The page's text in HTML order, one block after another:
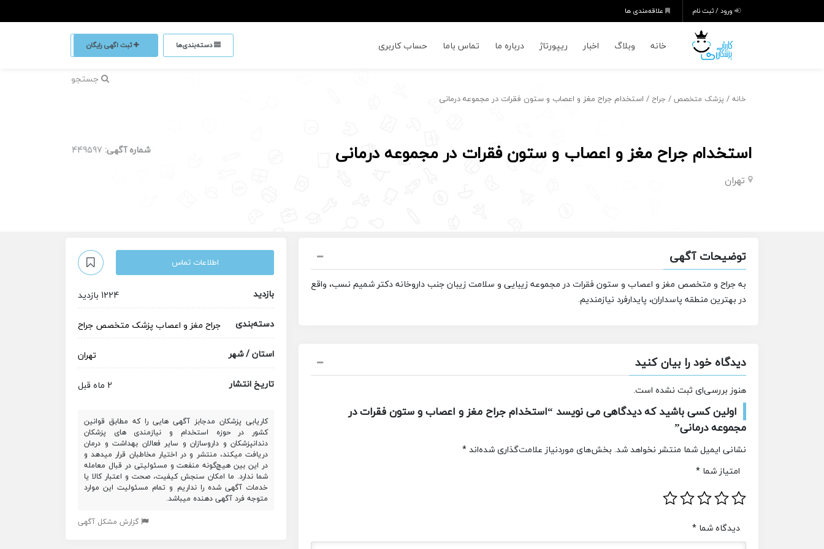
ورود / ثبت نام علاقه‌مندی ها
خانه وبلاگ اخبار ریپورتاژ درباره ما تماس باما حساب کاربری دسته‌بندی‌ها ثبت اگهی رایگان
جستجو
خانه / پزشک متخصص / جراح / استخدام جراح مغز و اعصاب و ستون فقرات در مجموعه درمانی
استخدام جراح مغز و اعصاب و ستون فقرات در مجموعه درمانی
تهران
شماره آگهی: 449597
توضیحات آگهی
به جراح و متخصص مغز و اعصاب و ستون فقراتدر مجموعه زیبایی و سلامت زیبان جنب داروخانه دکتر شمیم نسب، واقع
در بهترین منطقه پاسداران، پایدارفرد نیازمندیم.
دیدگاه خود را بیان کنید
هنوز بررسی‌ای ثبت نشده است.
اولین کسی باشید که دیدگاهی می نویسد “استخدام جراح مغز و اعصاب و ستون فقرات در
مجموعه درمانی”
نشانی ایمیل شما منتشر نخواهد شد. بخش‌های موردنیاز علامت‌گذاری شده‌اند*
امتیاز شما *
دیدگاه شما *
اطلاعات تماس
بازدید
1224 بازدید
دسته‌بندی
جراح مغز و اعصاب پزشک متخصص جراح
استان / شهر
تهران
تاریخ انتشار
2 ماه قبل
کاریابی پزشکان مدجابز آگهی هایی را که مطابق قوانین
کشور در حوزه استخدام و نیازمندی های پزشکان
دندانپزشکان و داروسازان و سایر فعالان بهداشت و درمان
دریافت میکند، منتشر و در اختیار مخاطبان قرار میدهد و
در این بین هیچ‌گونه منفعت و مسئولیتی در قبال معامله
شما ندارد. ما امکان سنجش کیفیت، صحت و اعتبار کالا یا
خدمات آگهی شده را نداریم و تمام مسئولیت این موارد
متوجه فرد آگهی دهنده میباشد.
گزارش مشکل آگهی